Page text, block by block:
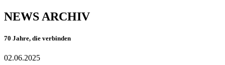
NEWS ARCHIV
70 Jahre, die verbinden
02.06.2025